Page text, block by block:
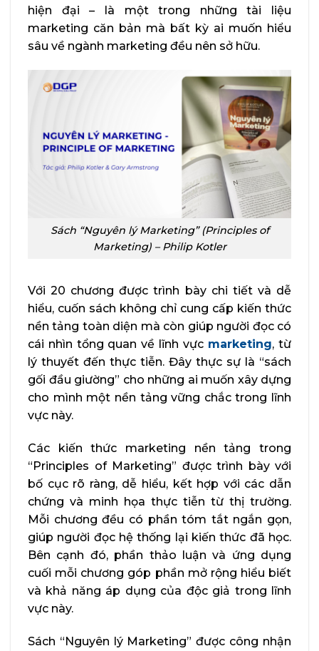
hiện đại – là một trong những tài liệu
marketing căn bản mà bất kỳ ai muốn hiểu
sâu về ngành marketing đều nên sở hữu.
Sách “Nguyên lý Marketing” (Principles of
Marketing) – Philip Kotler
Với 20 chương được trình bày chi tiết và dễ
hiểu, cuốn sách không chỉ cung cấp kiến thức
nền tảng toàn diện mà còn giúp người đọc có
cái nhìn tổng quan về lĩnh vựcmarketing, từ
lý thuyết đến thực tiễn. Đây thực sự là “sách
gối đầu giường” cho những ai muốn xây dựng
cho mình một nền tảng vững chắc trong lĩnh
vực này.
Các kiến thức marketing nền tảng trong
“Principles of Marketing” được trình bày với
bố cục rõ ràng, dễ hiểu, kết hợp với các dẫn
chứng và minh họa thực tiễn từ thị trường.
Mỗi chương đều có phần tóm tắt ngắn gọn,
giúp người đọc hệ thống lại kiến thức đã học.
Bên cạnh đó, phần thảo luận và ứng dụng
cuối mỗi chương góp phần mở rộng hiểu biết
và khả năng áp dụng của độc giả trong lĩnh
vực này.
Sách “Nguyên lý Marketing” được công nhận